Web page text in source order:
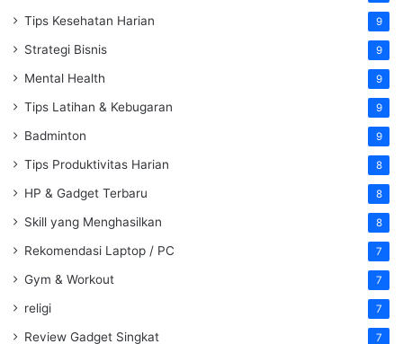
Tips Kesehatan Harian 9
Strategi Bisnis 9
Mental Health 9
Tips Latihan & Kebugaran 9
Badminton 9
Tips Produktivitas Harian 8
HP & Gadget Terbaru 8
Skill yang Menghasilkan 8
Rekomendasi Laptop / PC 7
Gym & Workout 7
religi 7
Review Gadget Singkat 7